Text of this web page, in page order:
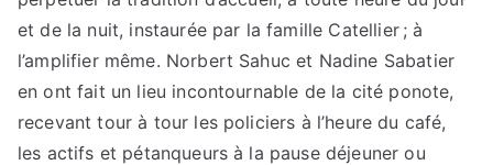
et de la nuit, instaurée par la famille Catellier ; à
l’amplifier même. Norbert Sahuc et Nadine Sabatier
en ont fait un lieu incontournable de la cité ponote,
recevant tour à tour les policiers à l’heure du café,
les actifs et pétanqueurs à la pause déjeuner ou